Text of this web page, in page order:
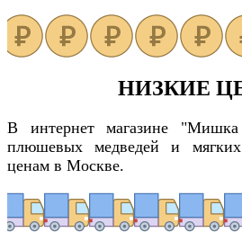
НИЗКИЕ
В интернет магазине
плюшевых медведей и
ценам в Москве.